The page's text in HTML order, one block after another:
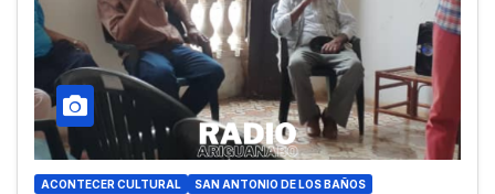
ACONTECER CULTURAL SAN ANTONIO DE LOS BAÑOS